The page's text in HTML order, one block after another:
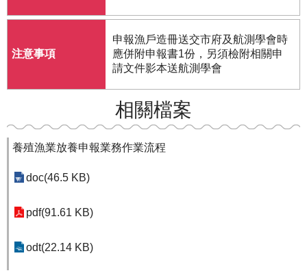
申報漁戶造冊送交市府及航測學會時
應併附申報書1份，另須檢附相關申
請文件影本送航測學會
相關檔案
養殖漁業放養申報業務作業流程
doc(46.5 KB)
pdf(91.61 KB)
odt(22.14 KB)